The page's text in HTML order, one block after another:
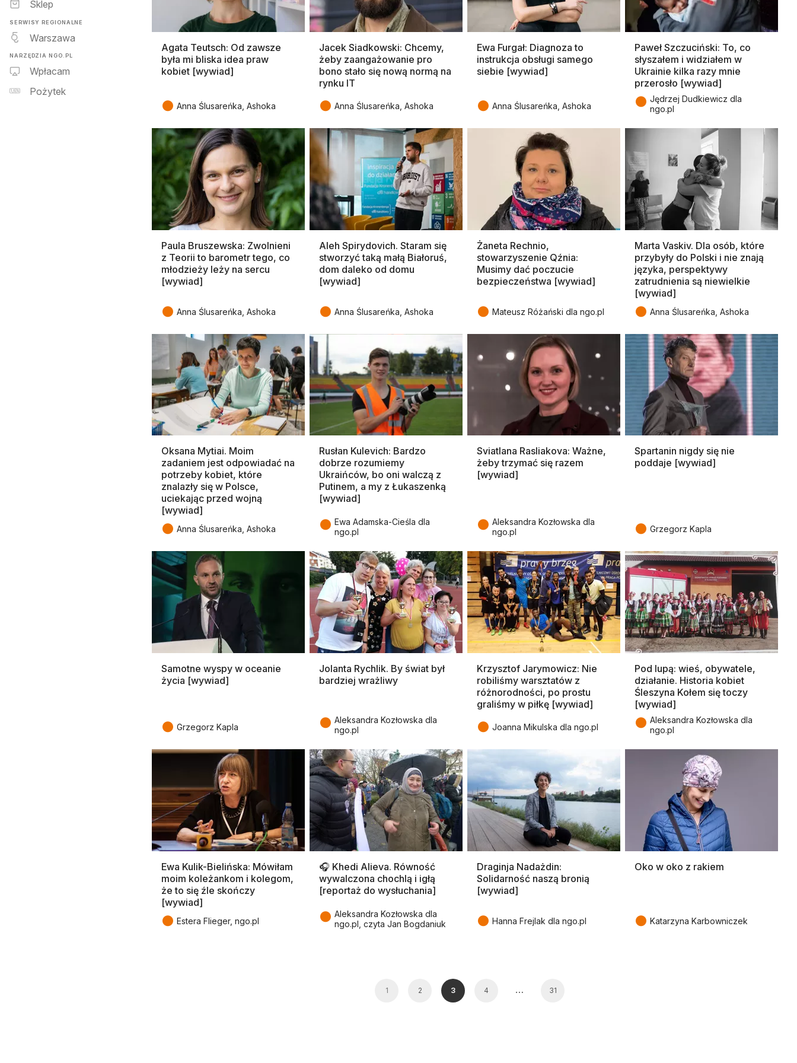
Sklep
SERWISY REGIONALNE
Warszawa
NARZĘDZIA NGO.PL
Wpłacam
Pożytek
Agata Teutsch: Od zawsze
była mi bliska idea praw
kobiet [wywiad]
● Anna Ślusareńka, Ashoka
Jacek Siadkowski: Chcemy,
żeby zaangażowanie pro
bono stało się nową normą na
rynku IT
● Anna Ślusareńka, Ashoka
Ewa Furgał: Diagnoza to
instrukcja obsługi samego
siebie [wywiad]
● Anna Ślusareńka, Ashoka
Paweł Szczuciński: To, co
słyszałem i widziałem w
Ukrainie kilka razy mnie
przerosło [wywiad]
● Jędrzej Dudkiewicz dla
ngo.pl
Paula Bruszewska: Zwolnieni
z Teorii to barometr tego, co
młodzieży leży na sercu
[wywiad]
● Anna Ślusareńka, Ashoka
Aleh Spirydovich. Staram się
stworzyć taką małą Białoruś,
dom daleko od domu
[wywiad]
● Anna Ślusareńka, Ashoka
Żaneta Rechnio,
stowarzyszenie Qźnia:
Musimy dać poczucie
bezpieczeństwa [wywiad]
● Mateusz Różański dla ngo.pl
Marta Vaskiv. Dla osób, które
przybyły do Polski i nie znają
języka, perspektywy
zatrudnienia są niewielkie
[wywiad]
● Anna Ślusareńka, Ashoka
Oksana Mytiai. Moim
zadaniem jest odpowiadać na
potrzeby kobiet, które
znalazły się w Polsce,
uciekając przed wojną
[wywiad]
● Anna Ślusareńka, Ashoka
Rusłan Kulevich: Bardzo
dobrze rozumiemy
Ukraińców, bo oni walczą z
Putinem, a my z Łukaszenką
[wywiad]
● Ewa Adamska-Cieśla dla
ngo.pl
Sviatlana Rasliakova: Ważne,
żeby trzymać się razem
[wywiad]
● Aleksandra Kozłowska dla
ngo.pl
Spartanin nigdy się nie
poddaje [wywiad]
● Grzegorz Kapla
Samotne wyspy w oceanie
życia [wywiad]
● Grzegorz Kapla
Jolanta Rychlik. By świat był
bardziej wrażliwy
● Aleksandra Kozłowska dla
ngo.pl
Krzysztof Jarymowicz: Nie
robiliśmy warsztatów z
różnorodności, po prostu
graliśmy w piłkę [wywiad]
● Joanna Mikulska dla ngo.pl
Pod lupą: wieś, obywatele,
działanie. Historia kobiet
Śleszyna Kołem się toczy
[wywiad]
● Aleksandra Kozłowska dla
ngo.pl
Ewa Kulik-Bielińska: Mówiłam
moim koleżankom i kolegom,
że to się źle skończy
[wywiad]
● Estera Flieger, ngo.pl
🎧 Khedi Alieva. Równość
wywalczona chochlą i igłą
[reportaż do wysłuchania]
● Aleksandra Kozłowska dla
ngo.pl, czyta Jan Bogdaniuk
Draginja Nadażdin:
Solidarność naszą bronią
[wywiad]
● Hanna Frejlak dla ngo.pl
Oko w oko z rakiem
● Katarzyna Karbowniczek
1 2 3 4 … 31